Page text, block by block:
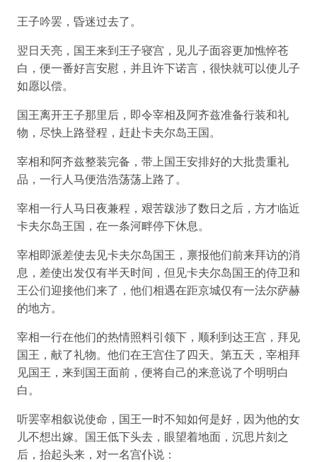
王子吟罢，昏迷过去了。
翌日天亮，国王来到王子寝宫，见儿子面容更加憔悴苍
白，便一番好言安慰，并且许下诺言，很快就可以使儿子
如愿以偿。
国王离开王子那里后，即令宰相及阿齐兹准备行装和礼
物，尽快上路登程，赶赴卡夫尔岛王国。
宰相和阿齐兹整装完备，带上国王安排好的大批贵重礼
品，一行人马便浩浩荡荡上路了。
宰相一行人马日夜兼程，艰苦跋涉了数日之后，方才临近
卡夫尔岛王国，在一条河畔停下休息。
宰相即派差使去见卡夫尔岛国王，禀报他们前来拜访的消
息，差使出发仅有半天时间，但见卡夫尔岛国王的侍卫和
王公们迎接他们来了，他们相遇在距京城仅有一法尔萨赫
的地方。
宰相一行在他们的热情照料引领下，顺利到达王宫，拜见
国王，献了礼物。他们在王宫住了四天。第五天，宰相拜
见国王，来到国王面前，便将自己的来意说了个明明白
白。
听罢宰相叙说使命，国王一时不知如何是好，因为他的女
儿不想出嫁。国王低下头去，眼望着地面，沉思片刻之
后，抬起头来，对一名宫仆说：